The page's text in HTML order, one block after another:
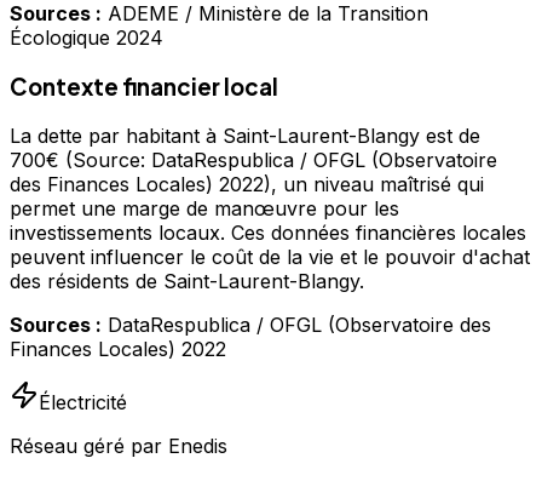
Sources : ADEME / Ministère de la Transition
Écologique 2024
Contexte financier local
La dette par habitant à Saint-Laurent-Blangy est de
700€ (Source: DataRespublica / OFGL (Observatoire
des Finances Locales) 2022), un niveau maîtrisé qui
permet une marge de manœuvre pour les
investissements locaux. Ces données financières locales
peuvent influencer le coût de la vie et le pouvoir d'achat
des résidents de Saint-Laurent-Blangy.
Sources : DataRespublica / OFGL (Observatoire des
Finances Locales) 2022
Électricité
Réseau géré par Enedis